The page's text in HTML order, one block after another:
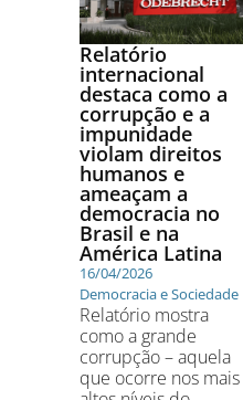
Relatório
internacional
destaca como a
corrupção e a
impunidade
violam direitos
humanos e
ameaçam a
democracia no
Brasil e na
América Latina
16/04/2026
Democracia e Sociedade
Relatório mostra
como a grande
corrupção – aquela
que ocorre nos mais